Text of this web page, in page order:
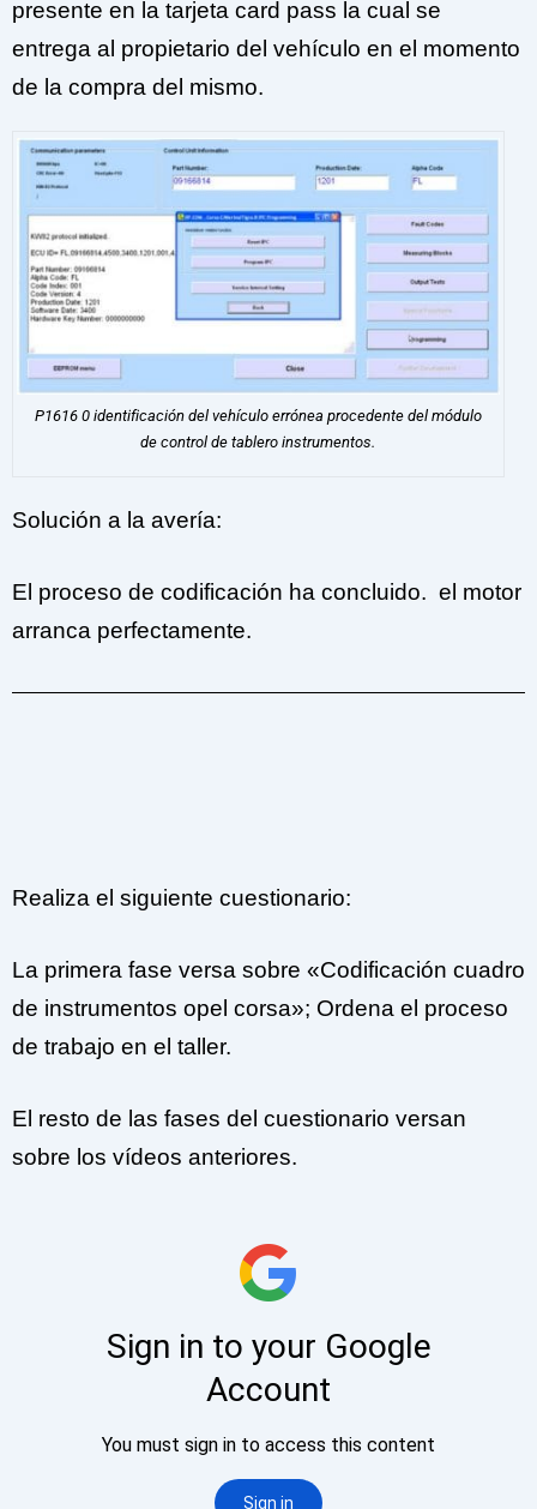
presente en la tarjeta card pass la cual se
entrega al propietario del vehículo en el momento
de la compra del mismo.
P1616 0 identificación del vehículo errónea procedente del módulo
de control de tablero instrumentos.
Solución a la avería:
El proceso de codificación ha concluido. el motor
arranca perfectamente.
Realiza el siguiente cuestionario:
La primera fase versa sobre «Codificación cuadro
de instrumentos opel corsa»; Ordena el proceso
de trabajo en el taller.
El resto de las fases del cuestionario versan
sobre los vídeos anteriores.